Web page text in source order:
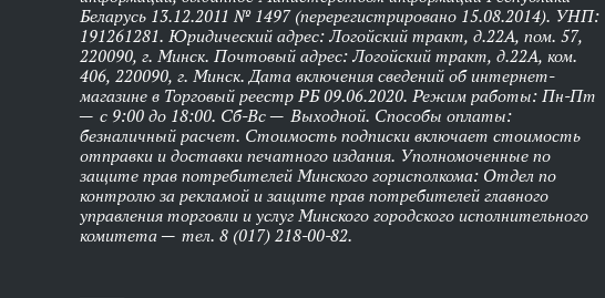
Беларусь 13.12.2011 № 1497 (перерегистрировано 15.08.2014). УНП:
191261281. Юридический адрес: Логойский тракт, д.22А, пом. 57,
220090, г. Минск. Почтовый адрес: Логойский тракт, д.22А, ком.
406, 220090, г. Минск. Дата включения сведений об интернет-
магазине в Торговый реестр РБ 09.06.2020. Режим работы: Пн-Пт
— с 9:00 до 18:00. Сб-Вс — Выходной. Способы оплаты:
безналичный расчет. Стоимость подписки включает стоимость
отправки и доставки печатного издания. Уполномоченные по
защите прав потребителей Минского горисполкома: Отдел по
контролю за рекламой и защите прав потребителей главного
управления торговли и услуг Минского городского исполнительного
комитета — тел. 8 (017) 218-00-82.